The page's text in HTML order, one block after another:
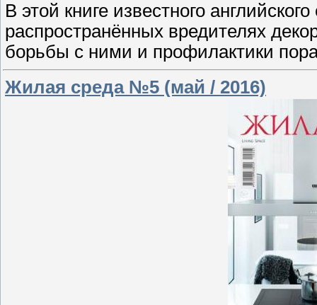
В этой книге известного
распространённых вредителях
борьбы с ними и профилактики
Жилая среда №5 (май / 2016)